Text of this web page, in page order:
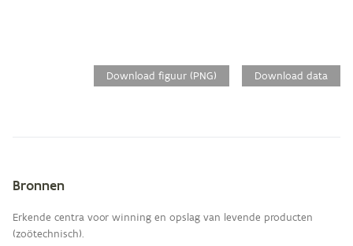
Download figuur (PNG) Download data
Metagegevens
Bronnen
Erkende centra voor winning en opslag van levende producten
(zoötechnisch).